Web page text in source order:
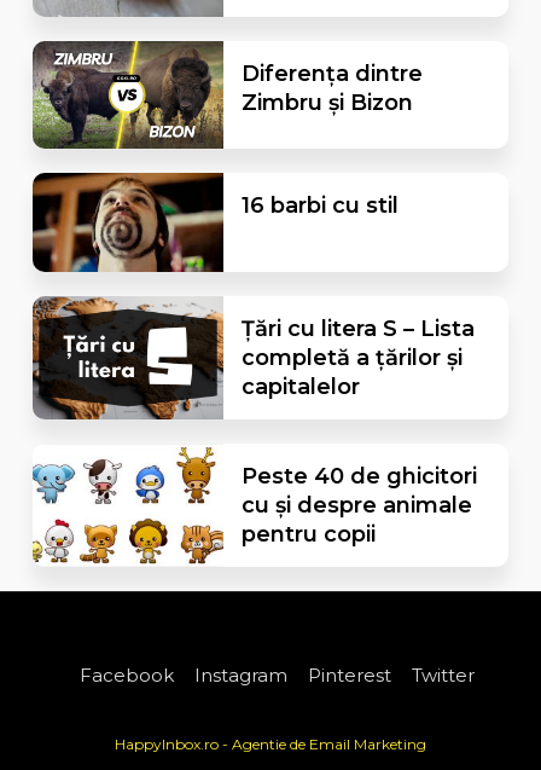
Diferența dintre
Zimbru și Bizon
16 barbi cu stil
Țări cu litera S – Lista
completă a țărilor și
capitalelor
Peste 40 de ghicitori
cu și despre animale
pentru copii
Facebook Instagram Pinterest Twitter
HappyInbox.ro - Agentie de Email Marketing